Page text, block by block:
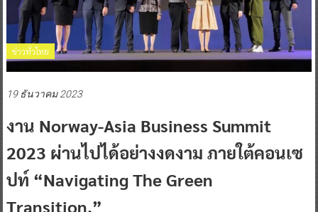
ข่าวทั่วไทย
19 ธันวาคม 2023
งาน Norway-Asia Business Summit
2023 ผ่านไปได้อย่างงดงาม ภายใต้คอนเซ
ปท์ “Navigating The Green
Transition.”